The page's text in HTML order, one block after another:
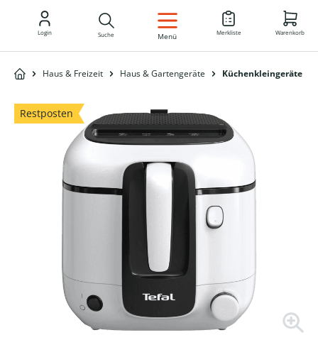
DE
Login Suche Menü Merkliste Warenkorb
Haus & Freizeit Haus & Gartengeräte Küchenkleingeräte
Restposten